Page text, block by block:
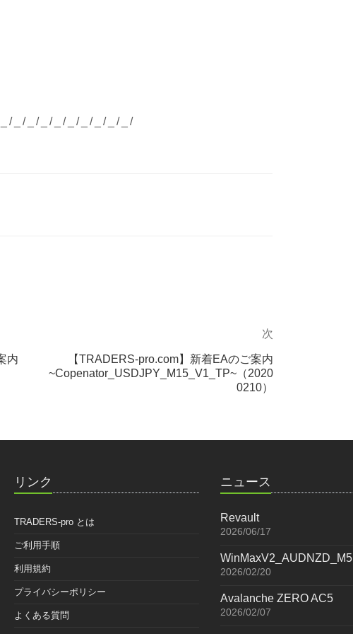
_/_/_/_/_/_/_/_/_/
内
稿
次
【TRADERS-pro.com】新着EAのご案内
~Copenator_USDJPY_M15_V1_TP~（2020
0210）
リンク
TRADERS-pro とは
ご利用手順
利用規約
プライバシーポリシー
よくある質問
ニュース
Revault
2026/06/17
WinMaxV2_AUDNZD_M5
2026/02/20
Avalanche ZERO AC5
2026/02/07